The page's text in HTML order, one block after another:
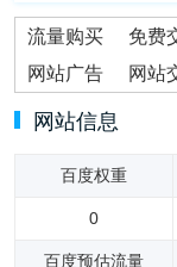
流量购买 免费
网站广告
网站
网站信息
百度权重
0
百度预估流量